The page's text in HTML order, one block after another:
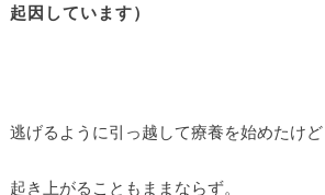
起因しています）
逃げるように引っ越して療養を始めたけど
起き上がることもままならず。